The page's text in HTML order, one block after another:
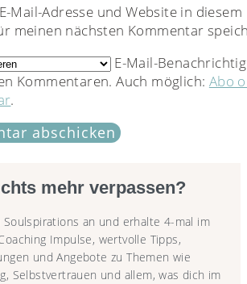
Mail-Adresse und Website in diesem
meinen nächsten Kommentar
E-Mail-
Kommentaren. Auch möglich: Abo
.
mehr verpassen?
an und erhalte 4-mal im
Impulse, wertvolle Tipps,
und Angebote zu Themen wie
Selbstvertrauen und allem, was dich im